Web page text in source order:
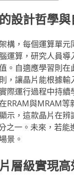
設計哲學
構，每個運算單
運算，研究人員
。自適應學習則
，讓晶片能根據
際運行過程中持
RRAM與MRAM
示，這款晶片在
之一。未來，若
景。
層級實現